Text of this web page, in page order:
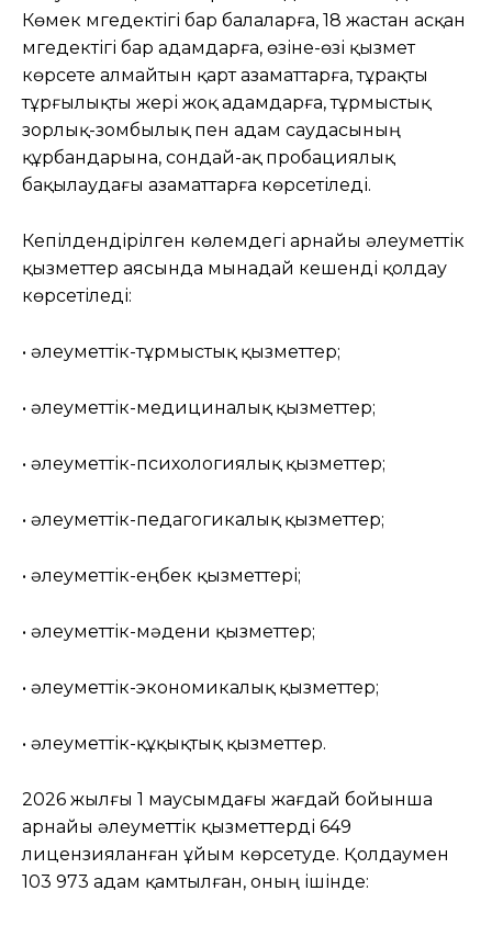
Көмек мүгедектігі бар балаларға, 18 жастан асқан
мүгедектігі бар адамдарға, өзіне-өзі қызмет
көрсете алмайтын қарт азаматтарға, тұрақты
тұрғылықты жері жоқ адамдарға, тұрмыстық
зорлық-зомбылық пен адам саудасының
құрбандарына, сондай-ақ пробациялық
бақылаудағы азаматтарға көрсетіледі.
Кепілдендірілген көлемдегі арнайы әлеуметтік
қызметтер аясында мынадай кешенді қолдау
көрсетіледі:
• әлеуметтік-тұрмыстық қызметтер;
• әлеуметтік-медициналық қызметтер;
• әлеуметтік-психологиялық қызметтер;
• әлеуметтік-педагогикалық қызметтер;
• әлеуметтік-еңбек қызметтері;
• әлеуметтік-мәдени қызметтер;
• әлеуметтік-экономикалық қызметтер;
• әлеуметтік-құқықтық қызметтер.
2026 жылғы 1 маусымдағы жағдай бойынша
арнайы әлеуметтік қызметтерді 649
лицензияланған ұйым көрсетуде. Қолдаумен
103 973 адам қамтылған, оның ішінде: